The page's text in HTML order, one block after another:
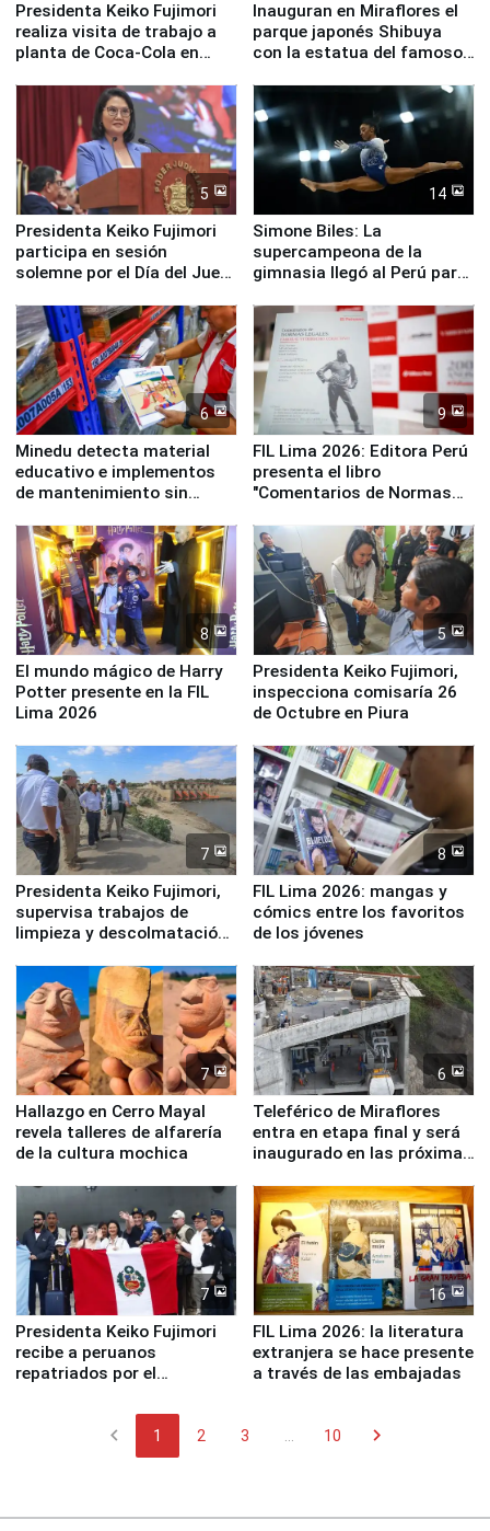
Presidenta Keiko Fujimori
realiza visita de trabajo a
planta de Coca-Cola en
Inauguran en Miraflores el
parque japonés Shibuya
con la estatua del famoso
5
Presidenta Keiko Fujimori
participa en sesión
solemne por el Día del Juez
14
Simone Biles: La
supercampeona de la
gimnasia llegó al Perú para
Panamericanos Lima 2027
6
Minedu detecta material
educativo e implementos
de mantenimiento sin
la UGEL 2
9
FIL Lima 2026: Editora Perú
presenta el libro
"Comentarios de Normas
Derecho Colectivo"
8
El mundo mágico de Harry
Potter presente en la FIL
Lima 2026
5
Presidenta Keiko Fujimori,
inspecciona comisaría 26
de Octubre en Piura
7
Presidenta Keiko Fujimori,
supervisa trabajos de
limpieza y descolmatación
8
FIL Lima 2026: mangas y
cómics entre los favoritos
de los jóvenes
7
Hallazgo en Cerro Mayal
revela talleres de alfarería
de la cultura mochica
6
Teleférico de Miraflores
entra en etapa final y será
inaugurado en las próximas
7
Presidenta Keiko Fujimori
recibe a peruanos
repatriados por el
16
FIL Lima 2026: la literatura
extranjera se hace presente
a través de las embajadas
chevron_left 1 2 3 ... 10 chevron_right